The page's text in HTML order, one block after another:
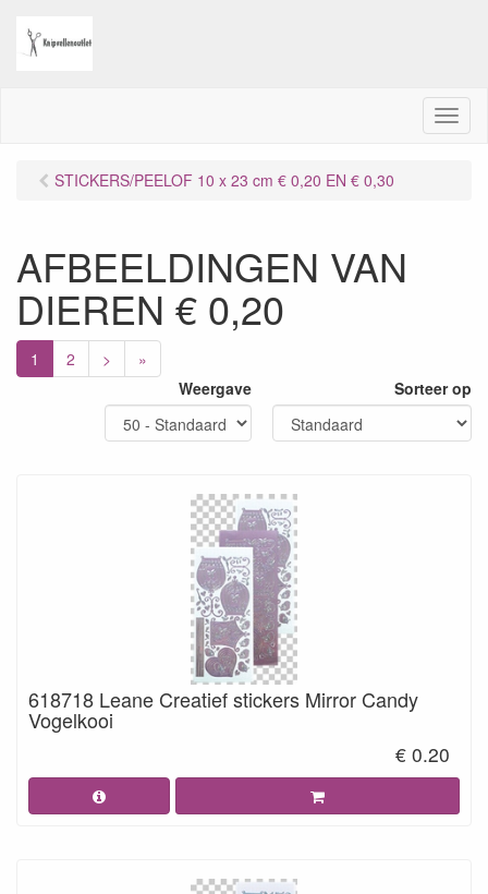
M
e
STICKERS/PEELOF 10 x 23 cm € 0,20 EN € 0,30
AFBEELDINGEN VAN
DIEREN € 0,20
1 2 >
»
Weergave
Sorteer op
618718 Leane Creatief stickers Mirror Candy
Vogelkooi
€ 0.20